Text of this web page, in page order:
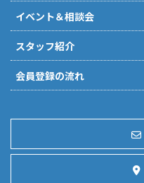
イベント＆相談会
スタッフ紹介
会員登録の流れ